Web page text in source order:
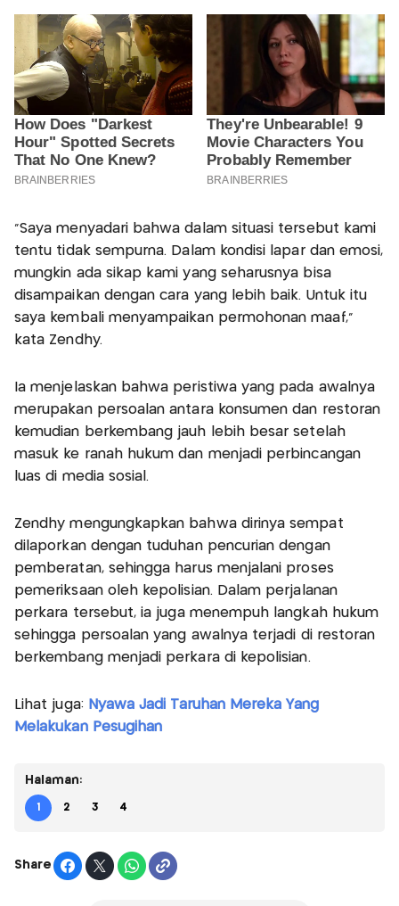
“Saya menyadari bahwa dalam situasi tersebut kami
tentu tidak sempurna. Dalam kondisi lapar dan emosi,
mungkin ada sikap kami yang seharusnya bisa
disampaikan dengan cara yang lebih baik. Untuk itu
saya kembali menyampaikan permohonan maaf,”
kata Zendhy.
Ia menjelaskan bahwa peristiwa yang pada awalnya
merupakan persoalan antara konsumen dan restoran
kemudian berkembang jauh lebih besar setelah
masuk ke ranah hukum dan menjadi perbincangan
luas di media sosial.
Zendhy mengungkapkan bahwa dirinya sempat
dilaporkan dengan tuduhan pencurian dengan
pemberatan, sehingga harus menjalani proses
pemeriksaan oleh kepolisian. Dalam perjalanan
perkara tersebut, ia juga menempuh langkah hukum
sehingga persoalan yang awalnya terjadi di restoran
berkembang menjadi perkara di kepolisian.
Lihat juga: Nyawa Jadi Taruhan Mereka Yang
Melakukan Pesugihan
Halaman:
1 2 3 4
Share